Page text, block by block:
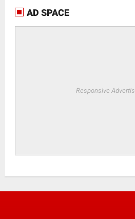
AD SPACE
Responsive